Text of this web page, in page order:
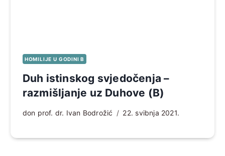
HOMILIJE U GODINI B
Duh istinskog svjedočenja –
razmišljanje uz Duhove (B)
don prof. dr. Ivan Bodrožić 22. svibnja 2021.